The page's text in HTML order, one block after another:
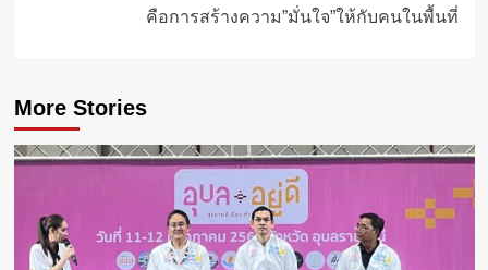
คือการสร้างความ”มั่นใจ”ให้กับคนในพื้นที่
More Stories